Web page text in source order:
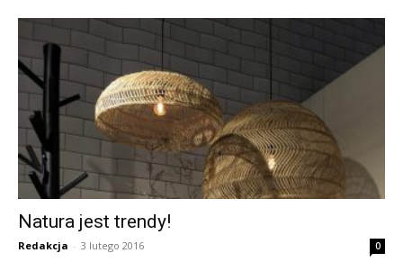
Natura jest trendy!
Redakcja - 3 lutego 2016 0